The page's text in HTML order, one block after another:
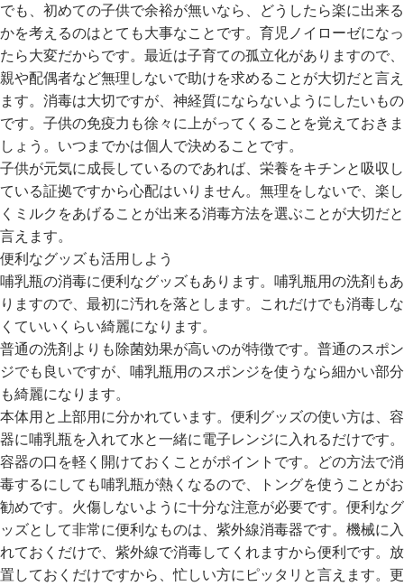
デ
ビ
ロ
ッ
ク
に
つ
い
て
お
買
い
物
ガ
イ
ド
よ
く
あ
る
ご
質
問
FOLLOW
でも、初めての子供で余裕が無いなら、どうしたら楽に出来る
かを考えるのはとても大事なことです。育児ノイローゼになっ
たら大変だからです。最近は子育ての孤立化がありますので、
親や配偶者など無理しないで助けを求めることが大切だと言え
ます。消毒は大切ですが、神経質にならないようにしたいもの
です。子供の免疫力も徐々に上がってくることを覚えておきま
しょう。いつまでかは個人で決めることです。
子供が元気に成長しているのであれば、栄養をキチンと吸収し
ている証拠ですから心配はいりません。無理をしないで、楽し
くミルクをあげることが出来る消毒方法を選ぶことが大切だと
言えます。
便利なグッズも活用しよう
哺乳瓶の消毒に便利なグッズもあります。哺乳瓶用の洗剤もあ
りますので、最初に汚れを落とします。これだけでも消毒しな
くていいくらい綺麗になります。
普通の洗剤よりも除菌効果が高いのが特徴です。普通のスポン
ジでも良いですが、哺乳瓶用のスポンジを使うなら細かい部分
も綺麗になります。
本体用と上部用に分かれています。便利グッズの使い方は、容
器に哺乳瓶を入れて水と一緒に電子レンジに入れるだけです。
容器の口を軽く開けておくことがポイントです。どの方法で消
毒するにしても哺乳瓶が熱くなるので、トングを使うことがお
勧めです。火傷しないように十分な注意が必要です。便利なグ
ッズとして非常に便利なものは、紫外線消毒器です。機械に入
れておくだけで、紫外線で消毒してくれますから便利です。放
置しておくだけですから、忙しい方にピッタリと言えます。更